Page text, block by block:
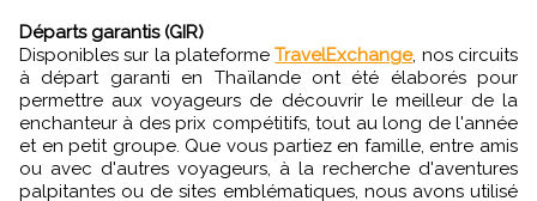
Départs garantis (GIR)
Disponibles sur la plateformeTravelExchange, nos circuits
à départ garanti en Thaïlande ont été élaborés pour
permettre aux voyageurs de découvrir le meilleur de la
enchanteur à des prix compétitifs, tout au long de l'année
et en petit groupe. Que vous partiez en famille, entre amis
ou avec d'autres voyageurs, à la recherche d'aventures
palpitantes ou de sites emblématiques, nous avons utilisé